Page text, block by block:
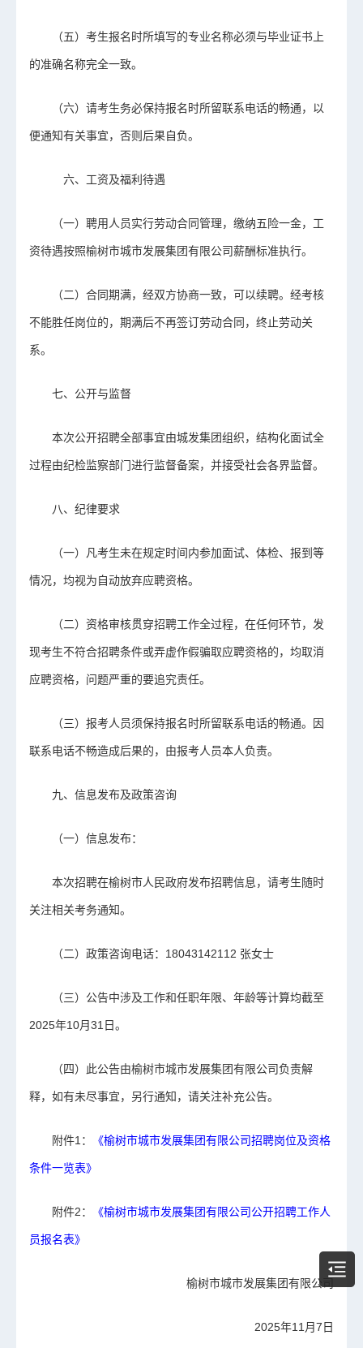
（五）考生报名时所填写的专业名称必须与毕业证书上
的准确名称完全一致。
（六）请考生务必保持报名时所留联系电话的畅通，以
便通知有关事宜，否则后果自负。
六、工资及福利待遇
（一）聘用人员实行劳动合同管理，缴纳五险一金，工
资待遇按照榆树市城市发展集团有限公司薪酬标准执行。
（二）合同期满，经双方协商一致，可以续聘。经考核
不能胜任岗位的，期满后不再签订劳动合同，终止劳动关
系。
七、公开与监督
本次公开招聘全部事宜由城发集团组织，结构化面试全
过程由纪检监察部门进行监督备案，并接受社会各界监督。
八、纪律要求
（一）凡考生未在规定时间内参加面试、体检、报到等
情况，均视为自动放弃应聘资格。
（二）资格审核贯穿招聘工作全过程，在任何环节，发
现考生不符合招聘条件或弄虚作假骗取应聘资格的，均取消
应聘资格，问题严重的要追究责任。
（三）报考人员须保持报名时所留联系电话的畅通。因
联系电话不畅造成后果的，由报考人员本人负责。
九、信息发布及政策咨询
（一）信息发布：
本次招聘在榆树市人民政府发布招聘信息，请考生随时
关注相关考务通知。
（二）政策咨询电话：18043142112 张女士
（三）公告中涉及工作和任职年限、年龄等计算均截至
2025年10月31日。
（四）此公告由榆树市城市发展集团有限公司负责解
释，如有未尽事宜，另行通知，请关注补充公告。
附件1： 《榆树市城市发展集团有限公司招聘岗位及资格
条件一览表》
附件2： 《榆树市城市发展集团有限公司公开招聘工作人
员报名表》
榆树市城市发展集团有限公司
2025年11月7日